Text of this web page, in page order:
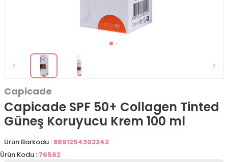
Capicade
Capicade SPF 50+ Collagen Tinted
Güneş Koruyucu Krem 100 ml
Ürün Barkodu : 8691254302242
Ürün Kodu : 76562